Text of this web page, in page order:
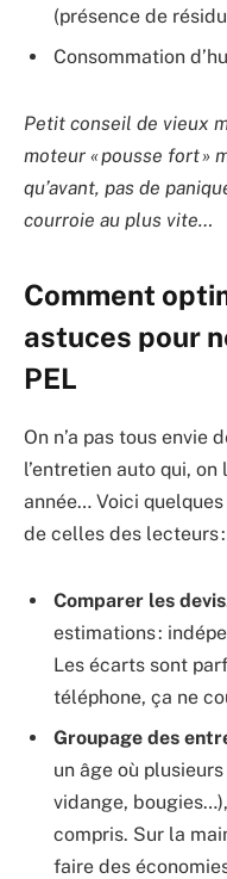
(présence de
Consommation
Petit conseil de vieux
moteur « pousse fort »
qu’avant, pas de
courroie au plus vite…
Comment
astuces pour
PEL
On n’a pas tous envie
l’entretien auto qui, on
année… Voici
de celles des lecteurs :
Comparer les devis
estimations :
Les écarts sont
téléphone, ça ne
Groupage des
un âge où
vidange,
compris. Sur la
faire des